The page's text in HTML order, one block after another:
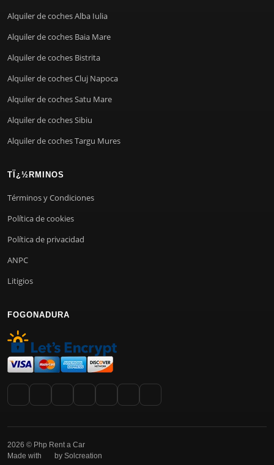
Alquiler de coches Alba Iulia
Alquiler de coches Baia Mare
Alquiler de coches Bistrita
Alquiler de coches Cluj Napoca
Alquiler de coches Satu Mare
Alquiler de coches Sibiu
Alquiler de coches Targu Mures
TÏ¿½RMINOS
Términos y Condiciones
Política de cookies
Política de privacidad
ANPC
Litigios
FOGONADURA
2026 © Php Rent a Car
Made with
by Solcreation